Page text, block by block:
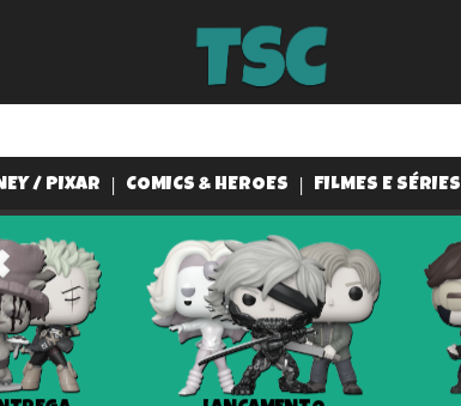
/ PIXAR COMICS & HEROES FILMES E SÉRIES